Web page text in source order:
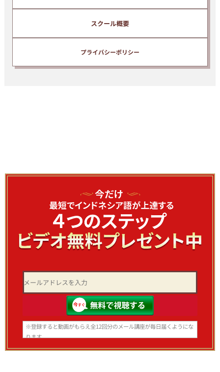
スクール概要
プライバシーポリシー
※登録すると動画がもらえ全12回分のメール講座が毎日届くようにな
ります。
いつでも登録解除できますのでご安心ください。